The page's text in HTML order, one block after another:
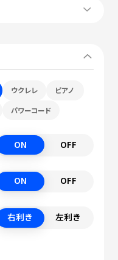
ウクレレ ピアノ
パワーコード
ON OFF
ON OFF
右利き 左利き